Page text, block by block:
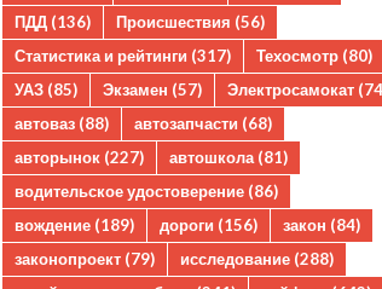
ПДД (136) Происшествия (56)
Статистика и рейтинги (317) Техосмотр (80)
УАЗ (85) Экзамен (57) Электросамокат
автоваз (88) автозапчасти (68)
авторынок (227) автошкола (81)
водительское удостоверение (86)
вождение (189) дороги (156) закон (84)
законопроект (79) исследование (288)